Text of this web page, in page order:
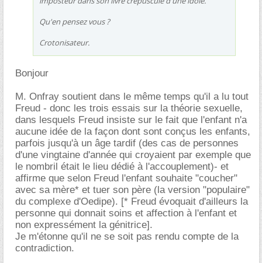
Qu'en pensez vous ?
Crotonisateur.
Bonjour
M. Onfray soutient dans le même temps qu'il a lu tout
Freud - donc les trois essais sur la théorie sexuelle,
dans lesquels Freud insiste sur le fait que l'enfant n'a
aucune idée de la façon dont sont conçus les enfants,
parfois jusqu'à un âge tardif (des cas de personnes
d'une vingtaine d'année qui croyaient par exemple que
le nombril était le lieu dédié à l'accouplement)- et
affirme que selon Freud l'enfant souhaite "coucher"
avec sa mère* et tuer son père (la version "populaire"
du complexe d'Oedipe). [* Freud évoquait d'ailleurs la
personne qui donnait soins et affection à l'enfant et
non expressément la génitrice].
Je m'étonne qu'il ne se soit pas rendu compte de la
contradiction.